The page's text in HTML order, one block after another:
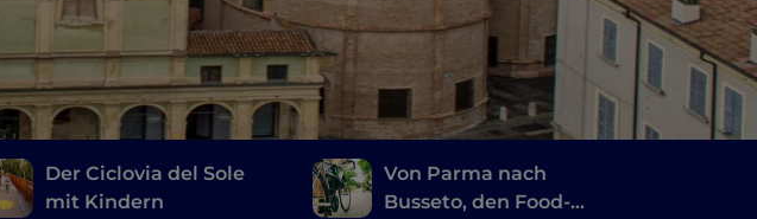
Der Ciclovia del Sole
mit Kindern
Von Parma nach
Busseto, den Food-